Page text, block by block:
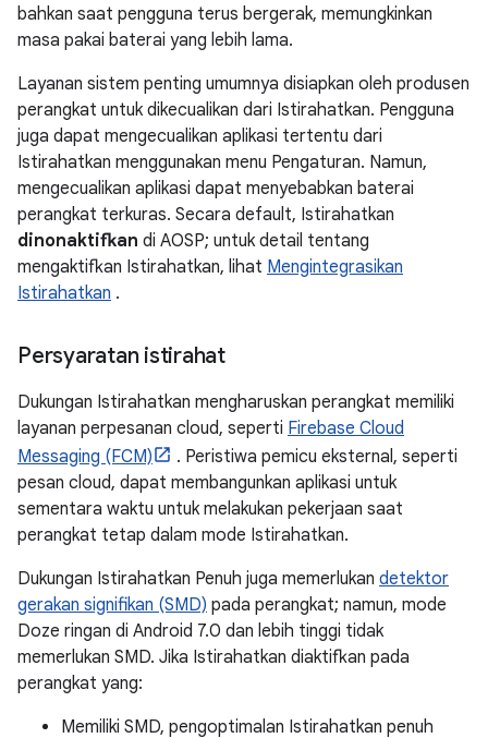
bahkan saat pengguna terus bergerak, memungkinkan
masa pakai baterai yang lebih lama.
Layanan sistem penting umumnya disiapkan oleh produsen
perangkat untuk dikecualikan dari Istirahatkan. Pengguna
juga dapat mengecualikan aplikasi tertentu dari
Istirahatkan menggunakan menu Pengaturan. Namun,
mengecualikan aplikasi dapat menyebabkan baterai
perangkat terkuras. Secara default, Istirahatkan
dinonaktifkan di AOSP; untuk detail tentang
mengaktifkan Istirahatkan, lihat Mengintegrasikan
Istirahatkan .
Persyaratan istirahat
Dukungan Istirahatkan mengharuskan perangkat memiliki
layanan perpesanan cloud, seperti Firebase Cloud
Messaging (FCM)
. Peristiwa pemicu eksternal, seperti
pesan cloud, dapat membangunkan aplikasi untuk
sementara waktu untuk melakukan pekerjaan saat
perangkat tetap dalam mode Istirahatkan.
Dukungan Istirahatkan Penuh juga memerlukan detektor
gerakan signifikan (SMD) pada perangkat; namun, mode
Doze ringan di Android 7.0 dan lebih tinggi tidak
memerlukan SMD. Jika Istirahatkan diaktifkan pada
perangkat yang:
Memiliki SMD, pengoptimalan Istirahatkan penuh